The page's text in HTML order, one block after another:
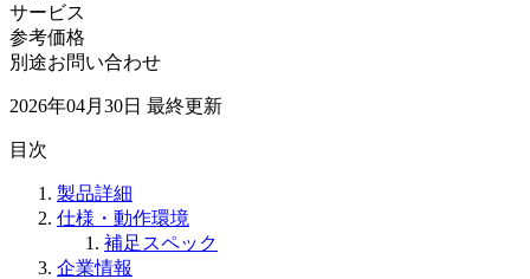
サービス
参考価格
別途お問い合わせ
2026年04月30日 最終更新
目次
製品詳細
仕様・動作環境
補足スペック
企業情報